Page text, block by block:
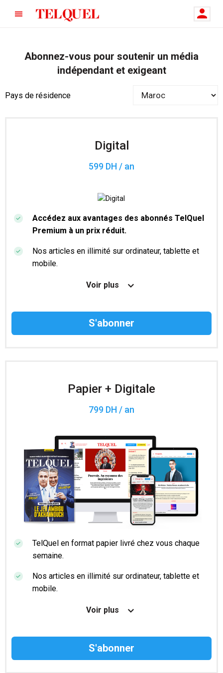
Abonnez-vous pour soutenir un média
indépendant et exigeant
Pays de résidence
Digital
599 DH / an
Accédez aux avantages des abonnés TelQuel
Premium à un prix réduit.
Nos articles en illimité sur ordinateur, tablette et
mobile.
Le magazine TelQuel en numérique avant la sortie
Des informations confidentielles résérvées aux
Voir plus
Papier + Digitale
799 DH / an
TelQuel en format papier livré chez vous chaque
semaine.
Nos articles en illimité sur ordinateur, tablette et
mobile.
Le magazine TelQuel en numérique avant la sortie
Voir plus